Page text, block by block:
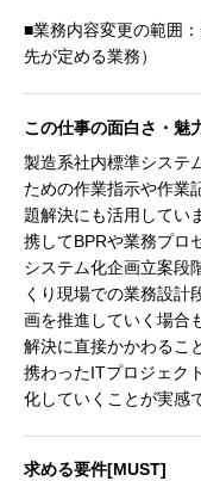
■業務内容変更の範囲
先が定める業務）
この仕事の面白さ・魅
製造系社内標準システ
ための作業指示や作業
題解決にも活用してい
携してBPRや業務プロ
システム化企画立案段
くり現場での業務設計
画を推進していく場合
解決に直接かかわるこ
携わったITプロジェク
化していくことが実感
求める要件[MUST]